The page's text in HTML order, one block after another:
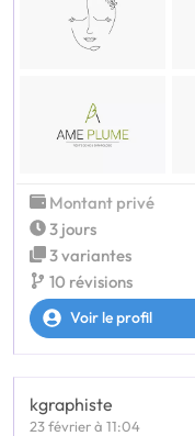
Montant privé
3 jours
3 variantes
10 révisions
Voir le profil
kgraphiste
23 février à 11:04